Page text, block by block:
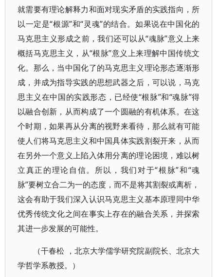
就需要有理论解释力和面对现实矛盾的实践指向，所
以一定是“根源”和“灵魂”的结合。如果说在中国化的
马克思主义形成之前，我们还可以从“魂脉”意义上来
概括马克思主义，从“根脉”意义上来理解中国传统文
化。那么，当中国化了的马克思主义理论形态逐渐形
成，并成为指导实践的思想武器之后，可以说，马克
思主义在中国的实践形态，已经使“根脉”和“魂脉”得
以融合创新，从而构成了一个圆融的有机体系。在这
个时期，如果再从分离的视野来看待，那么就有可能
使人们将马克思主义和中国具体实践割裂开来，从而
在另外一个意义上陷入体用分离的理论困境，难以树
立真正的理论自信。所以，我们对于“根脉”和“魂
脉”要树立合二为一的态度，而不是将其割裂或离析，
这会有助于我们深入认识马克思主义基本原理同中华
优秀传统文化之间在事实上存在的融合关系，并探索
其进一步发展的可能性。
（干春松 ，北京大学儒学研究院副院长、北京大
学哲学系教授。）